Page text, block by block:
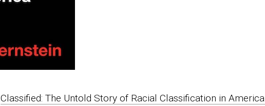
Classified: The Untold Story of Racial Classification in America